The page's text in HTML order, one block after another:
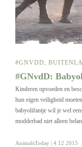
#GNVDD,
#GNvdD:
Kinderen opvoeden en
hun eigen veiligheid
babyolifantje wil je wel
modderbad niet alleen
AnimalsToday | 4 12 2015